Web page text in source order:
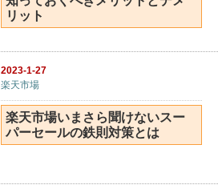
リット
2023-1-27
楽天市場
楽天市場いまさら聞けないスー
パーセールの鉄則対策とは